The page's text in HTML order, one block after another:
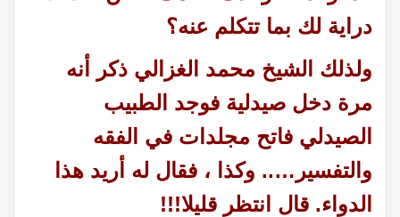
دراية لك بما تتكلم عنه؟
ولذلك الشيخ محمد الغزالي ذكر أنه
مرة دخل صيدلية فوجد الطبيب
الصيدلي فاتح مجلدات في الفقه
والتفسير….. وكذا ، فقال له أريد هذا
الدواء. قال انتظر قليلا!!!